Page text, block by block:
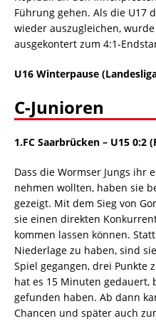
Führung gehen. Als die U17
wieder auszugleichen,
ausgekontert zum 4:1-
U16 Winterpause
C-Junioren
1.FC Saarbrücken – U15 0:2
Dass die Wormser Jungs ihr
nehmen wollten, haben sie
gezeigt. Mit dem Sieg von
sie einen direkten
kommen lassen können.
Niederlage zu haben, sind
Spiel gegangen, drei Punkte
hat es 15 Minuten gedauert,
gefunden haben. Ab dann
Chancen und später auch